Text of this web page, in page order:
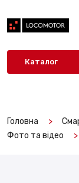
Каталог
Головна
Фото та відео